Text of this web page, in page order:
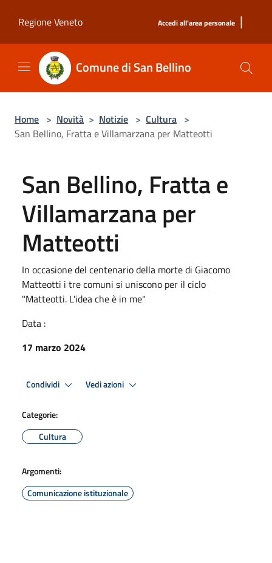
Regione Veneto
Accedi all'area personale |
Comune di San Bellino
Home > Novità > Notizie > Cultura >
San Bellino, Fratta e Villamarzana per Matteotti
San Bellino, Fratta e
Villamarzana per
Matteotti
In occasione del centenario della morte di Giacomo
Matteotti i tre comuni si uniscono per il ciclo
"Matteotti. L'idea che è in me"
Data :
17 marzo 2024
Condividi Vedi azioni
Categorie:
Cultura
Argomenti:
Comunicazione istituzionale